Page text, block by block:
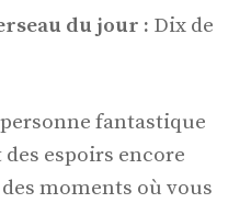
du jour : Dix de
fantastique
des espoirs encore
moments où vous